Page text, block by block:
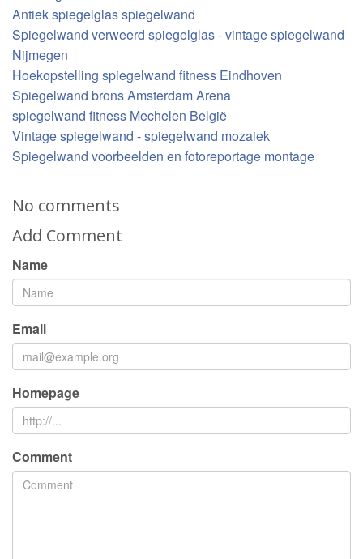
Antiek spiegelglas spiegelwand
Spiegelwand verweerd spiegelglas - vintage spiegelwand
Nijmegen
Hoekopstelling spiegelwand fitness Eindhoven
Spiegelwand brons Amsterdam Arena
spiegelwand fitness Mechelen België
Vintage spiegelwand - spiegelwand mozaiek
Spiegelwand voorbeelden en fotoreportage montage
No comments
Add Comment
Name
Email
Homepage
Comment